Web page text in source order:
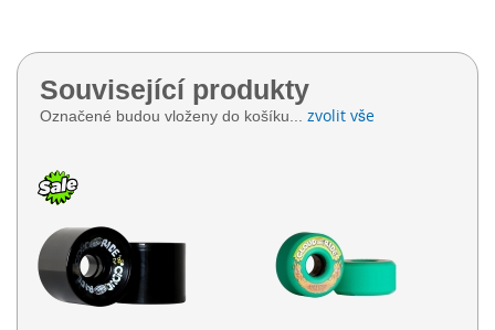
Související produkty
Označené budou vloženy do košíku... zvolit vše